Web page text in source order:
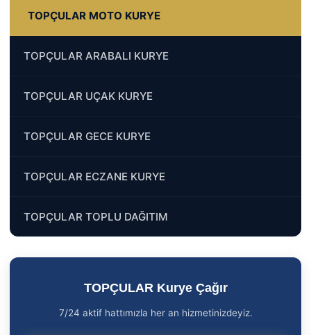
TOPÇULAR MOTO KURYE
TOPÇULAR ARABALI KURYE
TOPÇULAR UÇAK KURYE
TOPÇULAR GECE KURYE
TOPÇULAR ECZANE KURYE
TOPÇULAR TOPLU DAĞITIM
TOPÇULAR Kurye Çağır
7/24 aktif hattımızla her an hizmetinizdeyiz.